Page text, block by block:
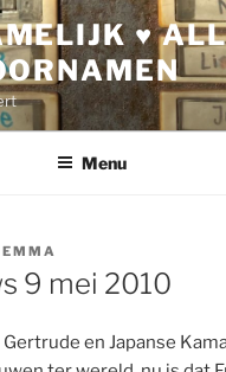
♥
Menu
EMMA
9 mei 2010
en Japanse